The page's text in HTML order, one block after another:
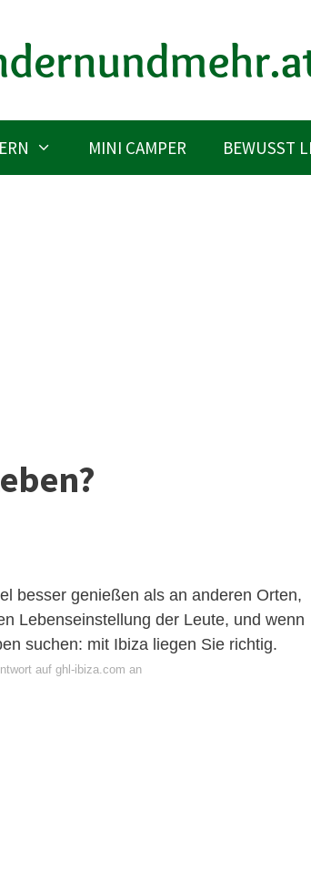
MINI CAMPER BEWUSST
besser genießen als an anderen Orten,
Lebenseinstellung der Leute, und wenn
suchen: mit Ibiza liegen Sie richtig.
auf ghl-ibiza.com an